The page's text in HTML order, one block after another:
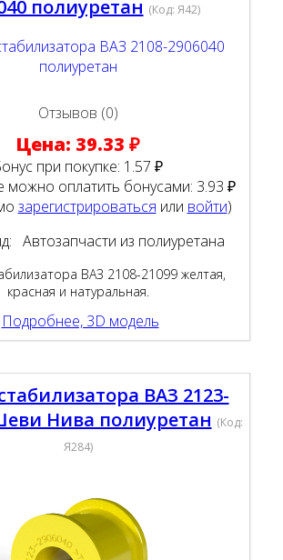
полиуретан (Код: Я42)
Отзывов (0)
Цена: 39.33 ₽
при покупке: 1.57 ₽
можно оплатить бонусами: 3.93 ₽
зарегистрироваться или войти)
Автозапчасти из полиуретана
ВАЗ 2108-21099 желтая,
красная и натуральная.
Подробнее, 3D модель
ВАЗ 2123-
Нива полиуретан (Код:
Я284)